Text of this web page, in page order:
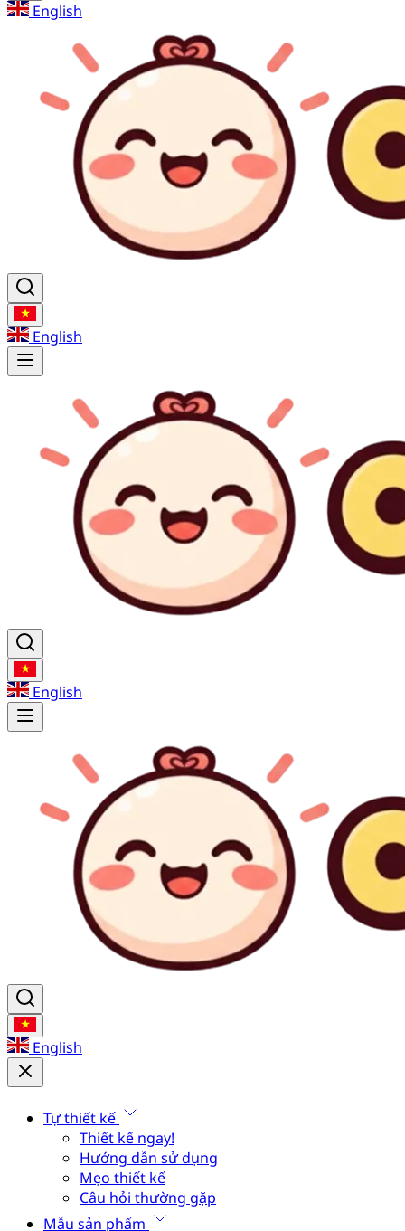
English
English
English
English
Tự thiết kế
Thiết kế ngay!
Hướng dẫn sử dụng
Mẹo thiết kế
Câu hỏi thường gặp
Mẫu sản phẩm